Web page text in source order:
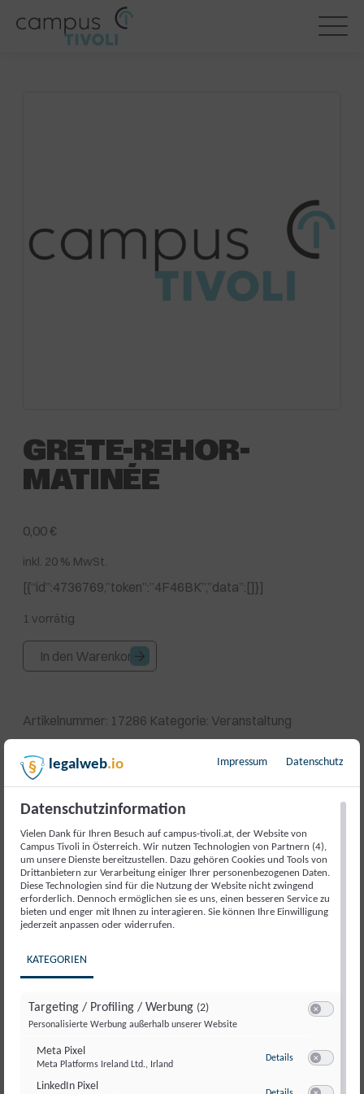
GRETE-REHOR-
MATINÉE
0,00€
inkl. 20 % MwSt.
[{“id”:4736769,”token”:”4F46BK”,”data”:[]}]
1 vorrätig
Grete-
Rehor-
In den Warenkorb
Artikelnummer: 17286 Kategorie: Veranstaltung
Beschreibung
Beschreibung
Frauen und ihre Geschichten sichtbar machen – das ist
der Grundgedanke der Grete-Rehor-Matinée. Grete
Rehor war eine Pionierin in einer Männerdomäne. Als
alleinerziehende Kriegswitwe hat sie die Karriere einer
Tivoli nimmt das zum Anlass, bei einer Matinée weitere
Geschichten und ihre Protagonistinnen vorzustellen. So
nähern wir uns aktuellen Herausforderungen, Hürden und
bereits erreichten Meilensteinen im bürgerlichen
Feminismus und finden Richtungsweiser für den
legalweb.io Impressum Datenschutz
Datenschutzinformation
Vielen Dank für Ihren Besuch auf campus-tivoli.at, der Website von
Campus Tivoli in Österreich. Wir nutzen Technologien von Partnern (4),
um unsere Dienste bereitzustellen. Dazu gehören Cookies und Tools von
Drittanbietern zur Verarbeitung einiger Ihrer personenbezogenen Daten.
Diese Technologien sind für die Nutzung der Website nicht zwingend
erforderlich. Dennoch ermöglichen sie es uns, einen besseren Service zu
bieten und enger mit Ihnen zu interagieren. Sie können Ihre Einwilligung
jederzeit anpassen oder widerrufen.
KATEGORIEN
Targeting / Profiling / Werbung (2)
Personalisierte Werbung außerhalb unserer Website
Meta Pixel
Meta Platforms Ireland Ltd., Irland
Details zu Meta Pixel
LinkedIn Pixel
zu LinkedIn Pixel